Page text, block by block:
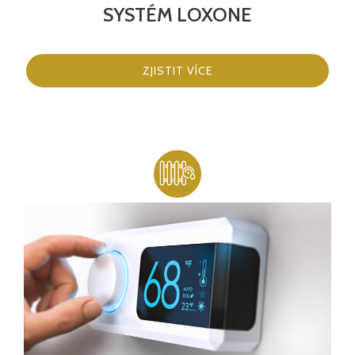
SYSTÉM LOXONE
ZJISTIT VÍCE